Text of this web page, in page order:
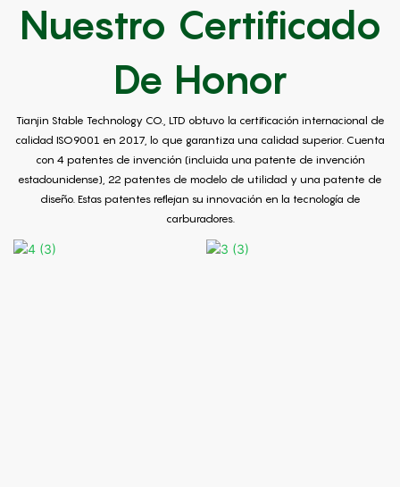
Nuestro Certificado
De Honor
Tianjin Stable Technology CO., LTD obtuvo la certificación internacional de
calidad ISO9001 en 2017, lo que garantiza una calidad superior. Cuenta
con 4 patentes de invención (incluida una patente de invención
estadounidense), 22 patentes de modelo de utilidad y una patente de
diseño. Estas patentes reflejan su innovación en la tecnología de
carburadores.